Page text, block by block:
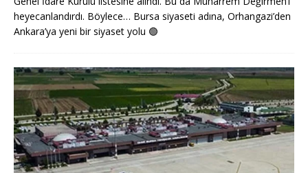
heyecanlandırdı. Böylece… Bursa siyaseti adına, Orhangazi’den
Ankara’ya yeni bir siyaset yolu 🟢